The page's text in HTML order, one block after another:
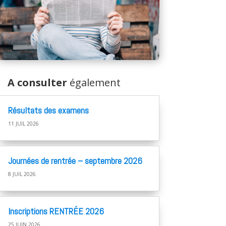
A consulter également
Résultats des examens
11 JUIL 2026
Journées de rentrée – septembre 2026
8 JUIL 2026
Inscriptions RENTRÉE 2026
25 JUIN 2026